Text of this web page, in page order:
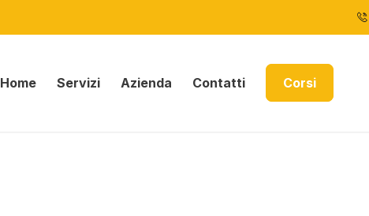
Home Servizi Azienda Contatti Corsi